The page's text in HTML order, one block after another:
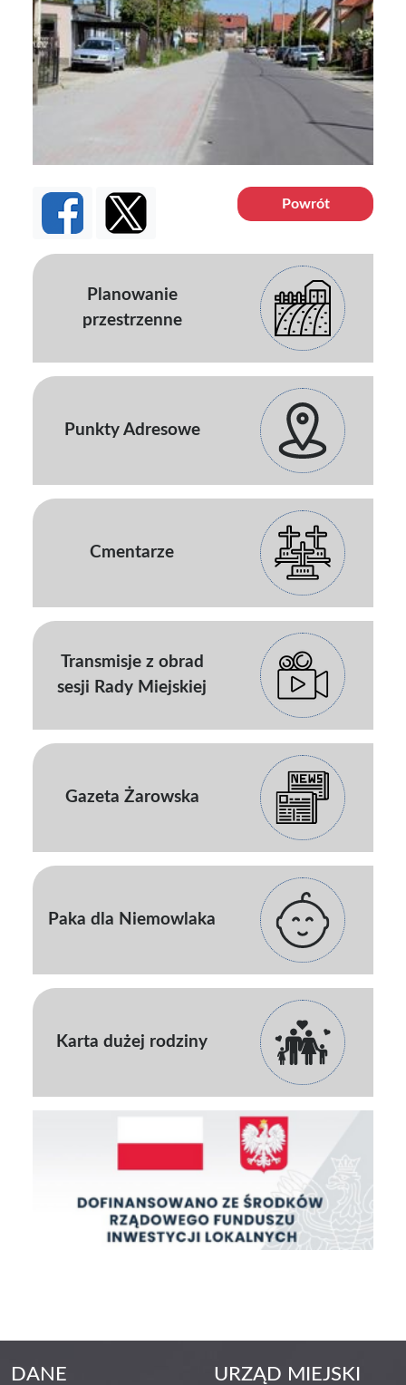
Powrót
Planowanie
przestrzenne
Punkty Adresowe
Cmentarze
Transmisje z obrad
sesji Rady Miejskiej
Gazeta Żarowska
Paka dla Niemowlaka
Karta dużej rodziny
DANE
URZĄD MIEJSKI